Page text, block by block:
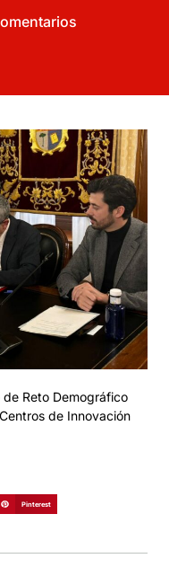
Reto Demográfico
de Innovación
Pinterest